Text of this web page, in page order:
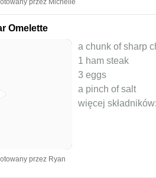
Omelette
a chunk of sharp
1 ham steak
3 eggs
a pinch of salt
więcej
przez Ryan